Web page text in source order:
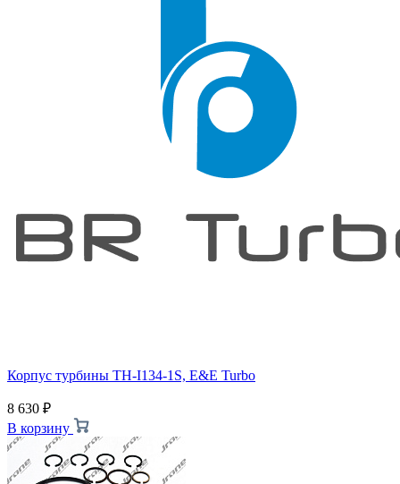
Корпус турбины TH-I134-1S, E&E Turbo
8 630 ₽
В корзину